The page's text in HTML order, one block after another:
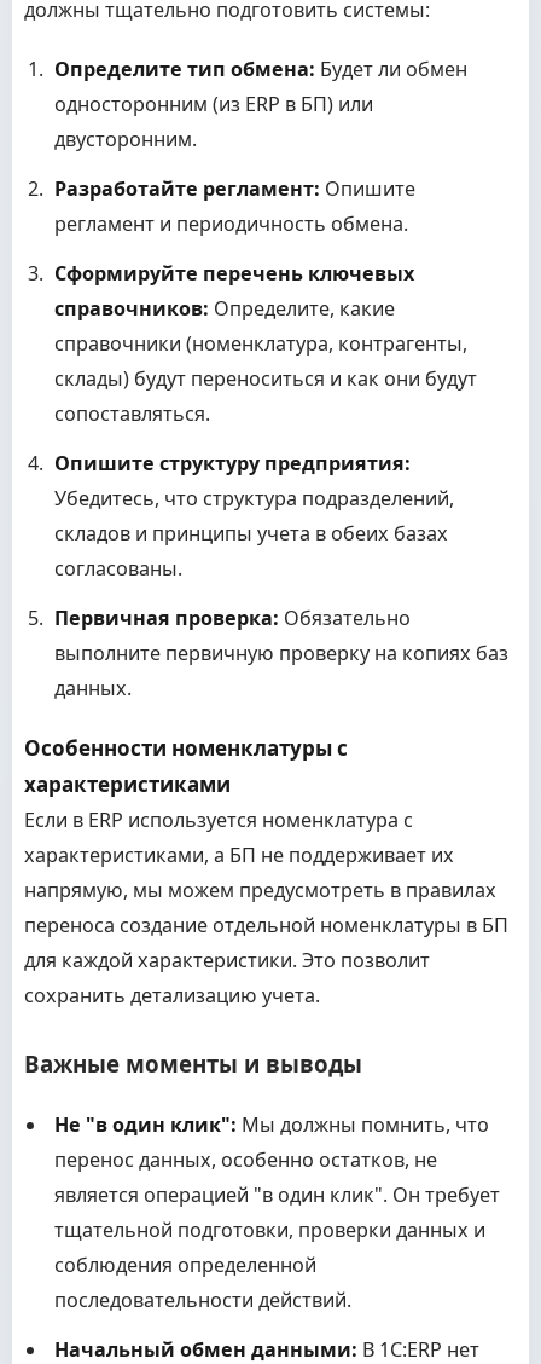
должны тщательно подготовить системы:
Определите тип обмена: Будет ли обмен
односторонним (из ERP в БП) или
двусторонним.
Разработайте регламент: Опишите
регламент и периодичность обмена.
Сформируйте перечень ключевых
справочников: Определите, какие
справочники (номенклатура, контрагенты,
склады) будут переноситься и как они будут
сопоставляться.
Опишите структуру предприятия:
Убедитесь, что структура подразделений,
складов и принципы учета в обеих базах
согласованы.
Первичная проверка: Обязательно
выполните первичную проверку на копиях баз
данных.
Особенности номенклатуры с
характеристиками
Если в ERP используется номенклатура с
характеристиками, а БП не поддерживает их
напрямую, мы можем предусмотреть в правилах
переноса создание отдельной номенклатуры в БП
для каждой характеристики. Это позволит
сохранить детализацию учета.
Важные моменты и выводы
Не "в один клик": Мы должны помнить, что
перенос данных, особенно остатков, не
является операцией "в один клик". Он требует
тщательной подготовки, проверки данных и
соблюдения определенной
последовательности действий.
Начальный обмен данными: В 1С:ERP нет